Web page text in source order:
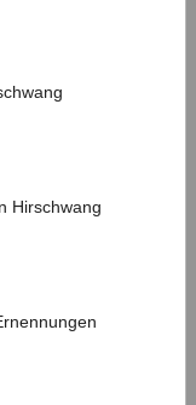
Hirschwang